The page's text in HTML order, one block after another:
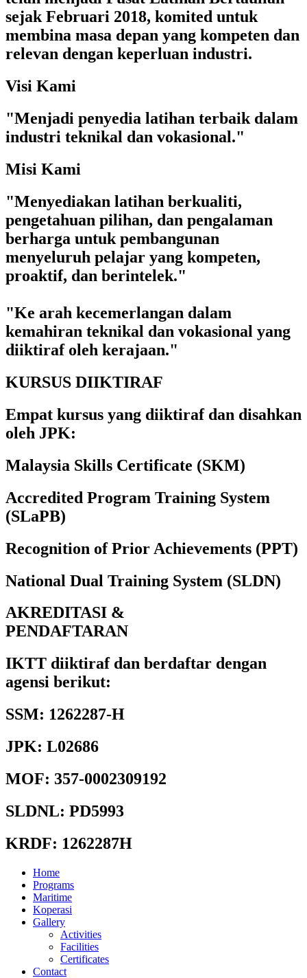
sejak Februari 2018, komited untuk
membina masa depan yang kompeten dan
relevan dengan keperluan industri.
Visi Kami
"Menjadi penyedia latihan terbaik dalam
industri teknikal dan vokasional."
Misi Kami
"Menyediakan latihan berkualiti,
pengetahuan pilihan, dan pengalaman
berharga untuk pembangunan
menyeluruh pelajar yang kompeten,
proaktif, dan berintelek."
"Ke arah kecemerlangan dalam
kemahiran teknikal dan vokasional yang
diiktiraf oleh kerajaan."
KURSUS DIIKTIRAF
Empat kursus yang diiktiraf dan disahkan
oleh JPK:
Malaysia Skills Certificate (SKM)
Accredited Program Training System
(SLaPB)
Recognition of Prior Achievements (PPT)
National Dual Training System (SLDN)
AKREDITASI &
PENDAFTARAN
IKTT diiktiraf dan berdaftar dengan
agensi berikut:
SSM: 1262287-H
JPK: L02686
MOF: 357-0002309192
SLDNL: PD5993
KRDF: 1262287H
Home
Programs
Maritime
Koperasi
Gallery
Activities
Facilities
Certificates
Contact